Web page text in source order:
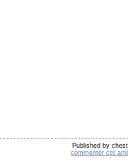
Published by
commenter cet